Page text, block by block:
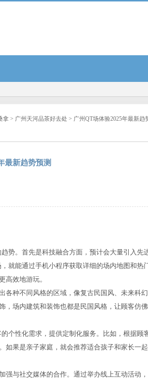
与广州中高端喝茶服务实测...
拿 > 广州天河品茶好去处 > 广州QT场体验2025年最新趋
最新趋势预测
势。首先是科技融合方面，预计会大量引入先
就能通过手机小程序获取详细的场内地图和热
高效地游玩。
各种不同风格的区域，像复古民国风、未来科幻
，场内建筑和装饰也都是民国风格，让顾客仿佛
个性化需求，提供定制化服务。比如，根据顾
如果是亲子家庭，就会推荐适合孩子和家长一起
与社交媒体的合作。通过举办线上互动活动，